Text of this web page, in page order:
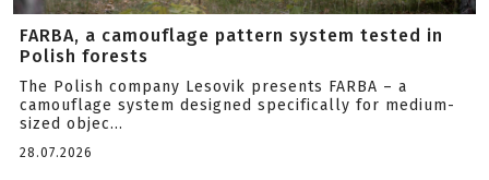
FARBA, a camouflage pattern system tested in
Polish forests
The Polish company Lesovik presents FARBA – a
camouflage system designed specifically for medium-
sized objec...
28.07.2026